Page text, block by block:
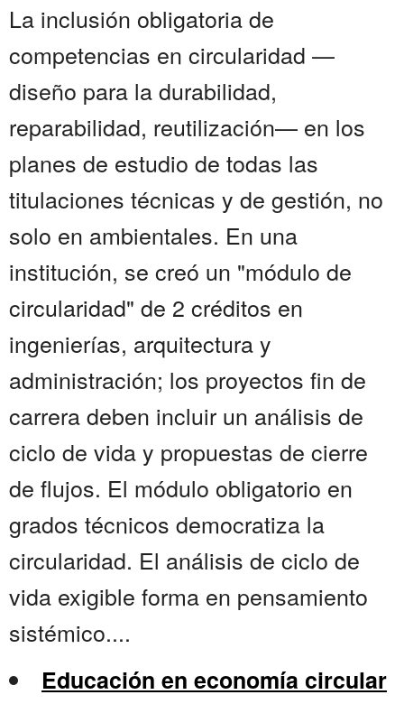
La inclusión obligatoria de
competencias en circularidad —
diseño para la durabilidad,
reparabilidad, reutilización— en los
planes de estudio de todas las
titulaciones técnicas y de gestión, no
solo en ambientales. En una
institución, se creó un "módulo de
circularidad" de 2 créditos en
ingenierías, arquitectura y
administración; los proyectos fin de
carrera deben incluir un análisis de
ciclo de vida y propuestas de cierre
de flujos. El módulo obligatorio en
grados técnicos democratiza la
circularidad. El análisis de ciclo de
vida exigible forma en pensamiento
sistémico....
Educación en economía circular